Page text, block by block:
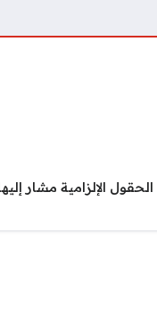
الحقول الإلزامية مشار